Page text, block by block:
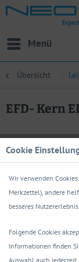
Menü
Übersicht
EFD- Kern
Cookie
Wir verwenden
Merkzettel), andere
besseres
Folgende Cookies
Informationen finden
Auswahl auch jederzeit